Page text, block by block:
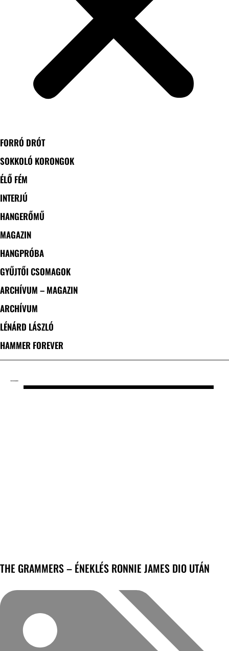
FORRÓ DRÓT
SOKKOLÓ KORONGOK
ÉLŐ FÉM
INTERJÚ
HANGERŐMŰ
MAGAZIN
HANGPRÓBA
GYŰJTŐI CSOMAGOK
ARCHÍVUM – MAGAZIN
ARCHÍVUM
LÉNÁRD LÁSZLÓ
HAMMER FOREVER
THE GRAMMERS – ÉNEKLÉS RONNIE JAMES DIO UTÁN